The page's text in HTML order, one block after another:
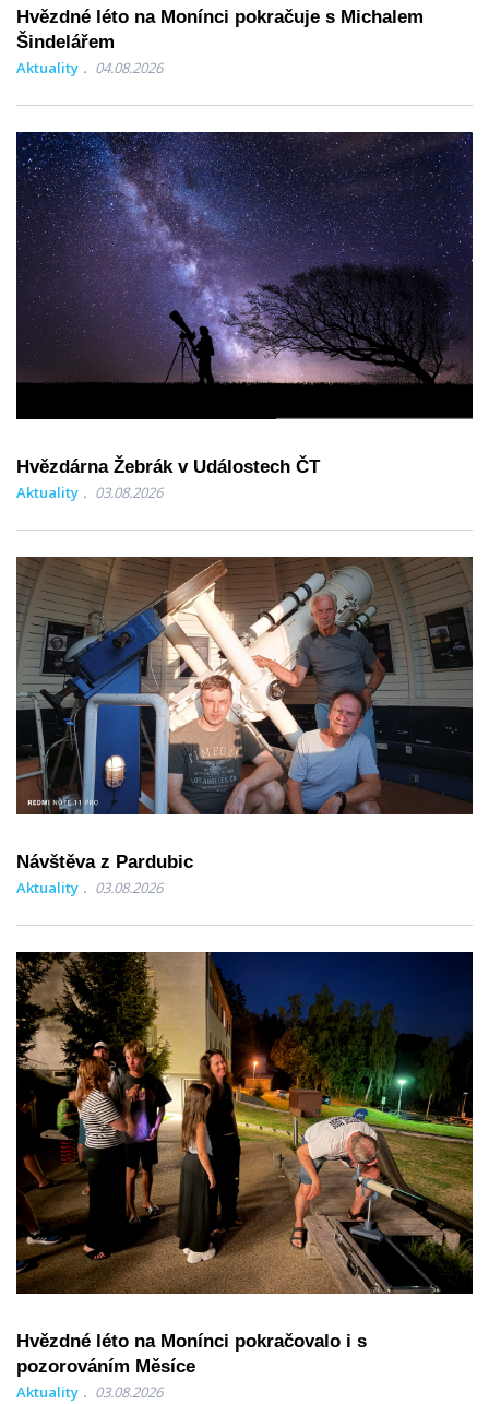
Hvězdné léto na Monínci pokračuje s Michalem
Šindelářem
Aktuality 04.08.2026
Hvězdárna Žebrák v Událostech ČT
Aktuality 03.08.2026
Návštěva z Pardubic
Aktuality 03.08.2026
Hvězdné léto na Monínci pokračovalo i s
pozorováním Měsíce
Aktuality 03.08.2026